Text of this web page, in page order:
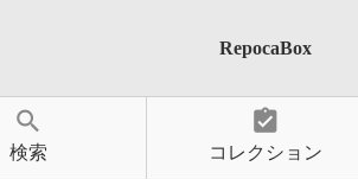
RepocaBox
search
検索
assignment_turned_in
コレクション